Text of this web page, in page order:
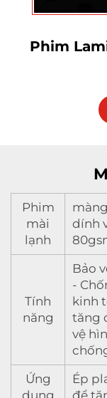
Phim
Phim
mài
lạnh
dính
Tính
năng
Bảo
-
kinh
tăng
vệ
Ứng
dụng
Ép
để